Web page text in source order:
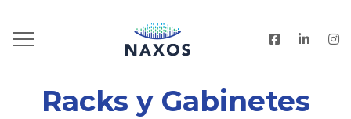
Racks y Gabinetes